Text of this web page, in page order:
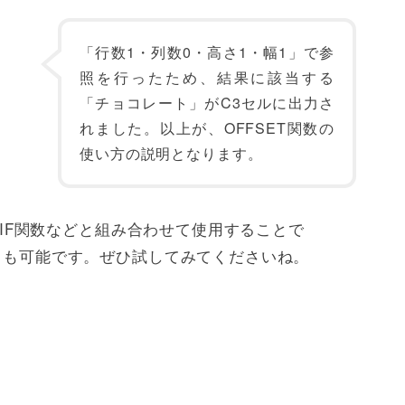
「行数1・列数0・高さ1・幅1」で参
照を行ったため、結果に該当する
「チョコレート」がC3セルに出力さ
れました。以上が、OFFSET関数の
使い方の説明となります。
関数などと組み合わせて使用することで
可能です。ぜひ試してみてくださいね。